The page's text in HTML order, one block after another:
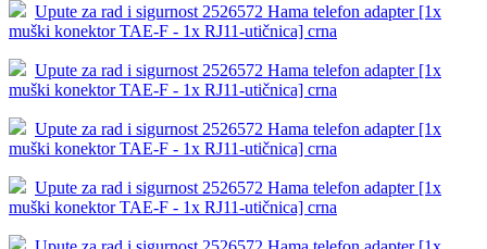
Upute za rad i sigurnost 2526572 Hama telefon adapter [1x
muški konektor TAE-F - 1x RJ11-utičnica] crna
Upute za rad i sigurnost 2526572 Hama telefon adapter [1x
muški konektor TAE-F - 1x RJ11-utičnica] crna
Upute za rad i sigurnost 2526572 Hama telefon adapter [1x
muški konektor TAE-F - 1x RJ11-utičnica] crna
Upute za rad i sigurnost 2526572 Hama telefon adapter [1x
muški konektor TAE-F - 1x RJ11-utičnica] crna